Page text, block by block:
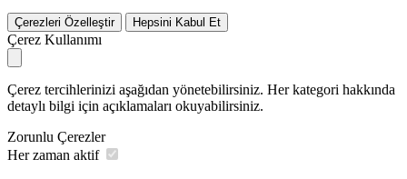
Çerezleri Özelleştir Hepsini Kabul Et
Çerez Kullanımı
Çerez tercihlerinizi aşağıdan yönetebilirsiniz. Her kategori hakkında
detaylı bilgi için açıklamaları okuyabilirsiniz.
Zorunlu Çerezler
Her zaman aktif